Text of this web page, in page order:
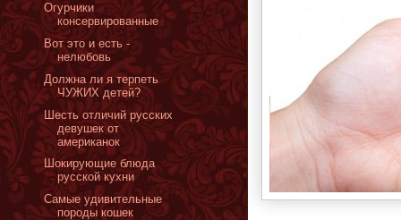
Огурчики
консервированные
Вот это и есть -
нелюбовь
Должна ли я терпеть
ЧУЖИХ детей?
Шесть отличий русских
девушек от
американок
Шокирующие блюда
русской кухни
Самые удивительные
породы кошек